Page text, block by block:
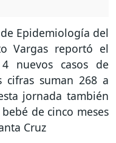
Epidemiología del
Vargas reportó el
nuevos casos de
cifras suman 268 a
jornada también
de cinco meses
Cruz